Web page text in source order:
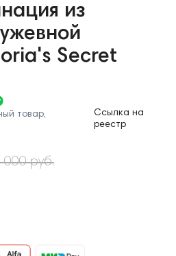
из
Secret
товар,
Ссылка на
реестр
000 руб.